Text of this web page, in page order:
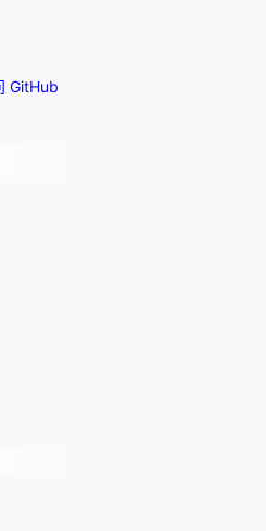
GitHub